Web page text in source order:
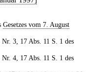
Gesetzes vom 7. August
3, 17 Abs. 11 S. 1 des
4, 17 Abs. 11 S. 1 des